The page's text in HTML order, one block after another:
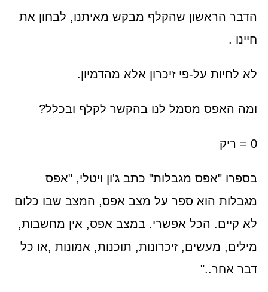
הדבר הראשון שהקלף מבקש מאיתנו, לבחון את
חיינו .
לא לחיות על-פי זיכרון אלא מהדמיון.
ומה האפס מסמל לנו בהקשר לקלף ובכלל?
0 = ריק
בספרו "אפס מגבלות" כתב ג'ון ויטלי, "אפס
מגבלות הוא ספר על מצב אפס, המצב שבו כלום
לא קיים. הכל אפשרי. במצב אפס, אין מחשבות,
מילים, מעשים, זיכרונות, תוכנות, אמונות ,או כל
דבר אחר.."